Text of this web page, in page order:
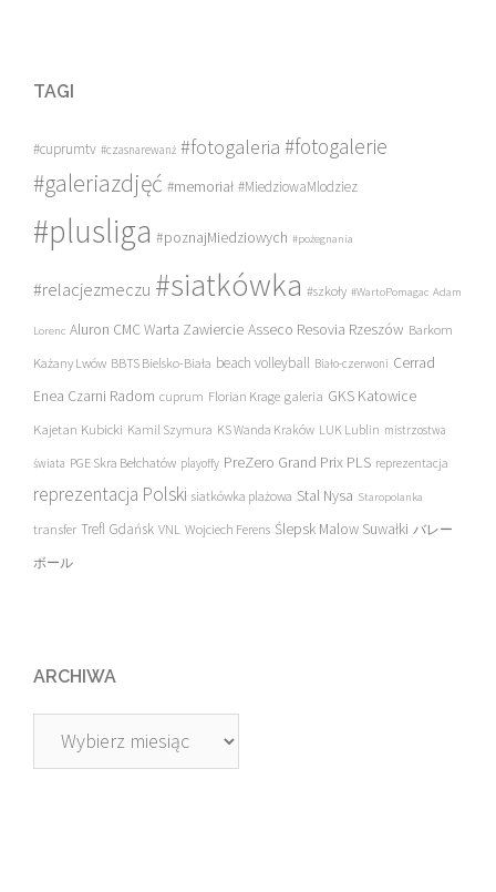
TAGI
#cuprumtv #czasnarewanż #fotogaleria #fotogalerie
#galeriazdjęć #memoriał #MiedziowaMlodziez
#plusliga #poznajMiedziowych #pożegnania
#relacjezmeczu #siatkówka #szkoły #WartoPomagac Adam
Lorenc Aluron CMC Warta Zawiercie Asseco Resovia Rzeszów Barkom
Każany Lwów BBTS Bielsko-Biała beach volleyball Biało-czerwoni Cerrad
Enea Czarni Radom cuprum Florian Krage galeria GKS Katowice
Kajetan Kubicki Kamil Szymura KS Wanda Kraków LUK Lublin mistrzostwa
świata PGE Skra Bełchatów playoffy PreZero Grand Prix PLS reprezentacja
reprezentacja Polski siatkówka plażowa Stal Nysa Staropolanka
transfer Trefl Gdańsk VNL Wojciech Ferens Ślepsk Malow Suwałki バレー
ボール
ARCHIWA
Archiwa